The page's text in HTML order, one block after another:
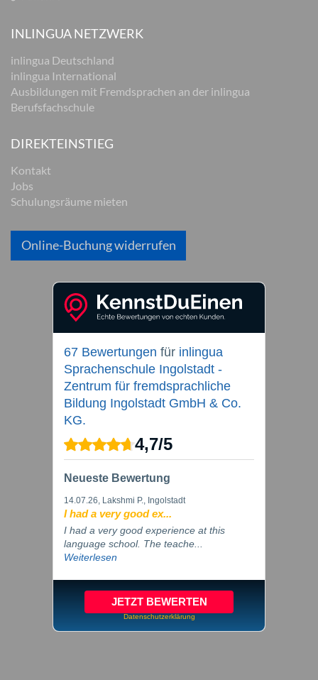
INLINGUA NETZWERK
inlingua Deutschland
inlingua International
Ausbildungen mit Fremdsprachen an der inlingua
Berufsfachschule
DIREKTEINSTIEG
Kontakt
Jobs
Schulungsräume mieten
Online-Buchung widerrufen
67 Bewertungen für inlingua
Sprachenschule Ingolstadt -
Zentrum für fremdsprachliche
Bildung Ingolstadt GmbH & Co.
KG.
4,7/5
Neueste Bewertung
14.07.26, Lakshmi P., Ingolstadt
I had a very good ex...
I had a very good experience at this
language school. The teache...
Weiterlesen
JETZT BEWERTEN
Datenschutzerklärung